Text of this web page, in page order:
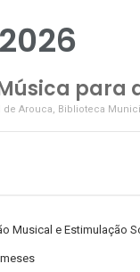
para
de Arouca, Biblioteca
Musical e Estimulação